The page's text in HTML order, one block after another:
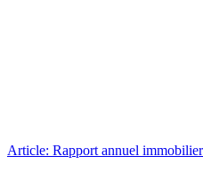
Article: Rapport annuel